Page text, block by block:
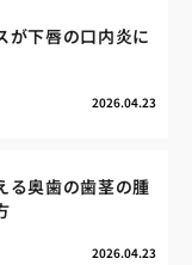
が下唇の口内炎に
2026.04.23
る奥歯の歯茎の腫
2026.04.23